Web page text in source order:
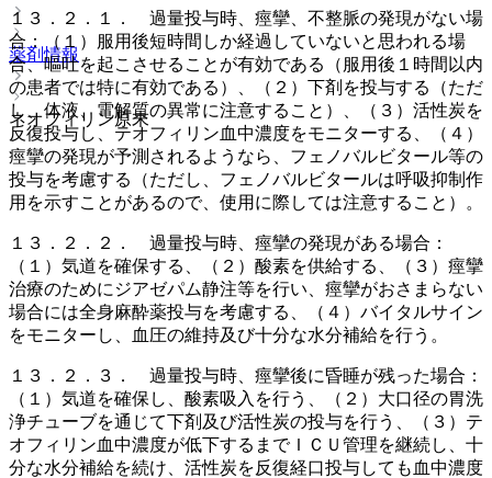
薬剤情報
ネオフィリン原末
１３．２．１． 過量投与時、痙攣、不整脈の発現がない場
合：（１）服用後短時間しか経過していないと思われる場
合、嘔吐を起こさせることが有効である（服用後１時間以内
の患者では特に有効である）、（２）下剤を投与する（ただ
し、体液、電解質の異常に注意すること）、（３）活性炭を
反復投与し、テオフィリン血中濃度をモニターする、（４）
痙攣の発現が予測されるようなら、フェノバルビタール等の
投与を考慮する（ただし、フェノバルビタールは呼吸抑制作
用を示すことがあるので、使用に際しては注意すること）。
１３．２．２． 過量投与時、痙攣の発現がある場合：
（１）気道を確保する、（２）酸素を供給する、（３）痙攣
治療のためにジアゼパム静注等を行い、痙攣がおさまらない
場合には全身麻酔薬投与を考慮する、（４）バイタルサイン
をモニターし、血圧の維持及び十分な水分補給を行う。
１３．２．３． 過量投与時、痙攣後に昏睡が残った場合：
（１）気道を確保し、酸素吸入を行う、（２）大口径の胃洗
浄チューブを通じて下剤及び活性炭の投与を行う、（３）テ
オフィリン血中濃度が低下するまでＩＣＵ管理を継続し、十
分な水分補給を続け、活性炭を反復経口投与しても血中濃度